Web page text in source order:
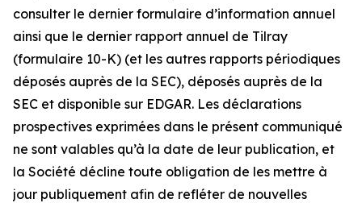
consulter le dernier formulaire d’information annuel
ainsi que le dernier rapport annuel de Tilray
(formulaire 10-K) (et les autres rapports périodiques
déposés auprès de la SEC), déposés auprès de la
SEC et disponible sur EDGAR. Les déclarations
prospectives exprimées dans le présent communiqué
ne sont valables qu’à la date de leur publication, et
la Société décline toute obligation de les mettre à
jour publiquement afin de refléter de nouvelles